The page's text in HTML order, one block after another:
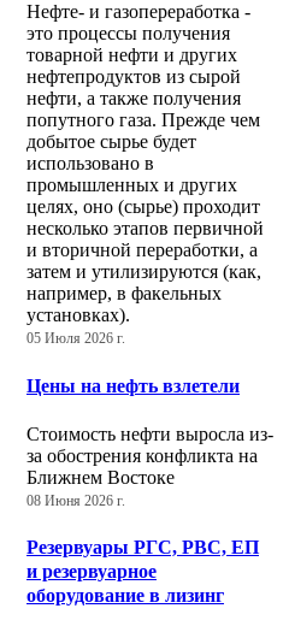
Нефте- и газопереработка -
это процессы получения
товарной нефти и других
нефтепродуктов из сырой
нефти, а также получения
попутного газа. Прежде чем
добытое сырье будет
использовано в
промышленных и других
целях, оно (сырье) проходит
несколько этапов первичной
и вторичной переработки, а
затем и утилизируются (как,
например, в факельных
установках).
05 Июля 2026 г.
Цены на нефть взлетели
Стоимость нефти выросла из-
за обострения конфликта на
Ближнем Востоке
08 Июня 2026 г.
Резервуары РГС, РВС, ЕП
и резервуарное
оборудование в лизинг